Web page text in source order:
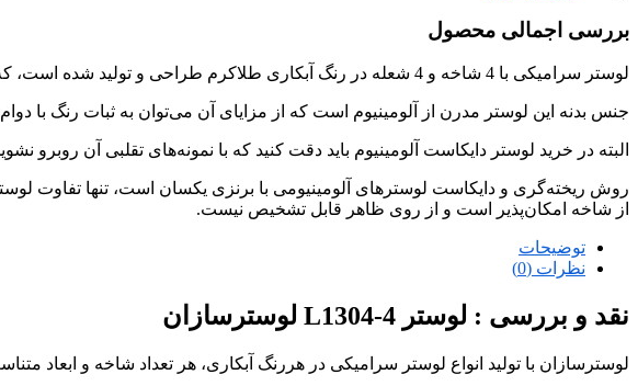
بررسی اجمالی محصول
لوستر سرامیکی با 4 شاخه و 4 شعله در رنگ آبکاری طلاکرم طراحی و تولید شده است، که می‌توان متناسب با فضا و سلیقه‌ی شما در هررنگ آبکاری، هرتعداد شاخه و ابعاد مورد نظر تولید کرد.
جنس بدنه این لوستر مدرن از آلومینیوم است که از مزایای آن می‌توان به ثبات رنگ با
البته در خرید لوستر دایکاست آلومینیوم باید دقت کنید که با نمونه‌های تقلبی آن روبرو
روش ریخته‌گری و دایکاست لوسترهای آلومینیومی با برنزی یکسان است، تنها تفاوت
از شاخه امکان‌پذیر است و از روی ظاهر قابل تشخیص نیست.
توضیحات
نظرات (0)
نقد و بررسی : لوستر L1304-4 لوسترسازان
لوسترسازان با تولید انواع لوستر سرامیکی در هررنگ آبکاری، هر تعداد شاخه و ابعاد